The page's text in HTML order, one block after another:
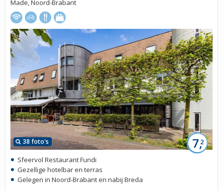
38 foto's 7,2
Made, Noord-Brabant
Sfeervol Restaurant Fundi
Gezellige hotelbar en terras
Gelegen in Noord-Brabant en nabij Breda